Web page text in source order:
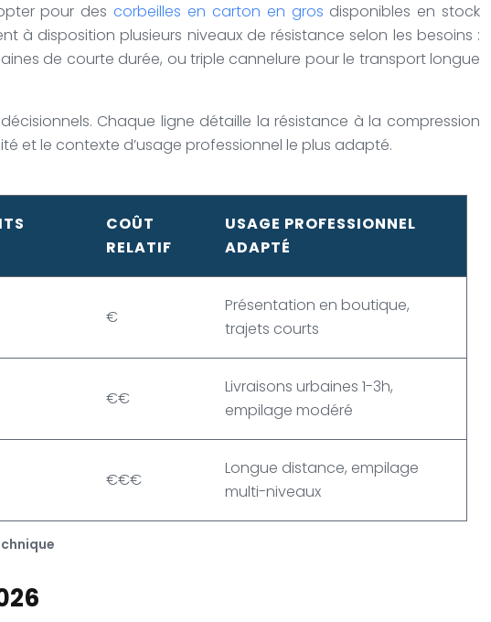
pour descorbeilles en carton en gros disponibles en stock
à disposition plusieurs niveaux de résistance selon les besoins :
de courte durée, ou triple cannelure pour le transport longue
Chaque ligne détaille la résistance à la compression
et le contexte d’usage professionnel le plus adapté.
COÛT
RELATIF
USAGE PROFESSIONNEL
ADAPTÉ
€
Présentation en boutique,
trajets courts
€€
Livraisons urbaines 1-3h,
empilage modéré
€€€
Longue distance, empilage
multi-niveaux